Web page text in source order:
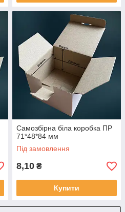
Самозбірна біла коробка ПР
71*48*84 мм
Під замовлення
8,10 ₴
Купити